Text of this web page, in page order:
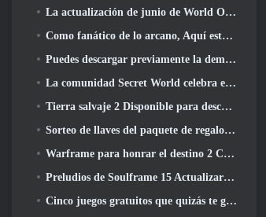
La actualización de junio de World Of Warships celebra el Día de la Independencia de EE. UU. con una nueva campaña narrativa
Como fanático de lo arcano, Aquí está 5 Cosas que quiero ver del MMO de Riot
Puedes descargar previamente la demostración de Steam Next Fest de Embers Of The Uncrowned Tomorrow
La comunidad Secret World celebra el 14º aniversario con un misterio que deberán resolver juntos
Tierra salvaje 2 Disponible para descargar gratis (y mantener) Por tiempo limitado
Sorteo de llaves del paquete de regalo Crystal Saga Nova
Warframe para honrar el destino 2 Con título y actividad especial en el juego
Preludios de Soulframe 15 Actualizar botín y pesca
Cinco juegos gratuitos que quizás te guste probar durante el Bullet Fest